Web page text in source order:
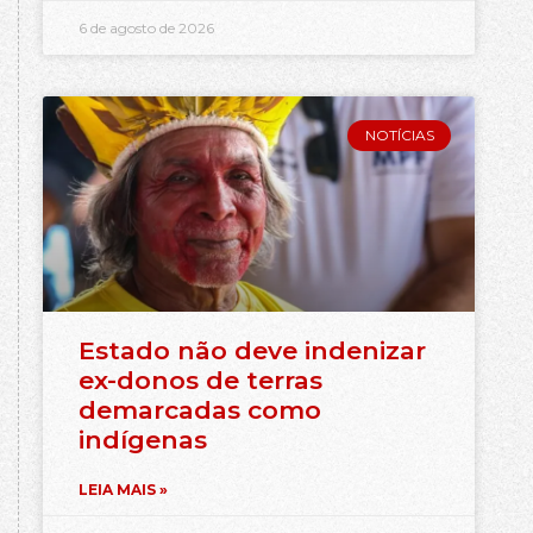
6 de agosto de 2026
NOTÍCIAS
Estado não deve indenizar
ex-donos de terras
demarcadas como
indígenas
LEIA MAIS »